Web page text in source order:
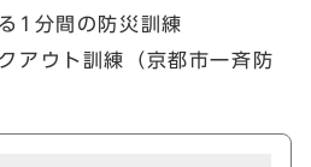
1分間の防災訓練
ウト訓練（京都市一斉防